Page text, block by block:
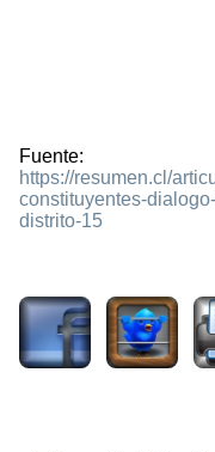
Fuente:
https://resumen.cl/
constituyentes-
distrito-15